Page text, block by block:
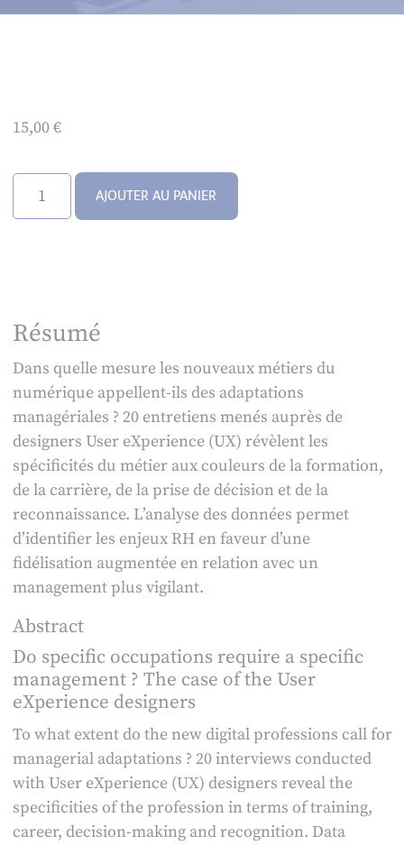
15,00€
spécifique
Le
cas
des
designers
User
eXperience
AJOUTER AU PANIER
Résumé
Dans quelle mesure les nouveaux métiers du
numérique appellent-ils des adaptations
managériales ? 20 entretiens menés auprès de
designers User eXperience (UX) révèlent les
spécificités du métier aux couleurs de la formation,
de la carrière, de la prise de décision et de la
reconnaissance. L’analyse des données permet
d’identifier les enjeux RH en faveur d’une
fidélisation augmentée en relation avec un
management plus vigilant.
Abstract
Do specific occupations require a specific
management ? The case of the User
eXperience designers
To what extent do the new digital professions call for
managerial adaptations ? 20 interviews conducted
with User eXperience (UX) designers reveal the
specificities of the profession in terms of training,
career, decision-making and recognition. Data